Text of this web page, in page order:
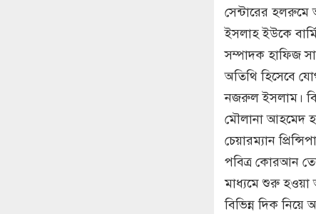
সেন্টারের
ইসলাহ ইউকে
সম্পাদক হাফিজ
অতিথি হিসেবে
নজরুল ইসলাম।
মৌলানা আহমেদ
চেয়ারম্যান
পবিত্র কোরআন
মাধ্যমে শুরু
বিভিন্ন দিক